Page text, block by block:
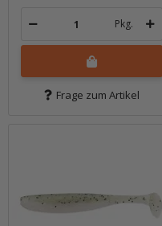
Pkg.
Frage zum Artikel